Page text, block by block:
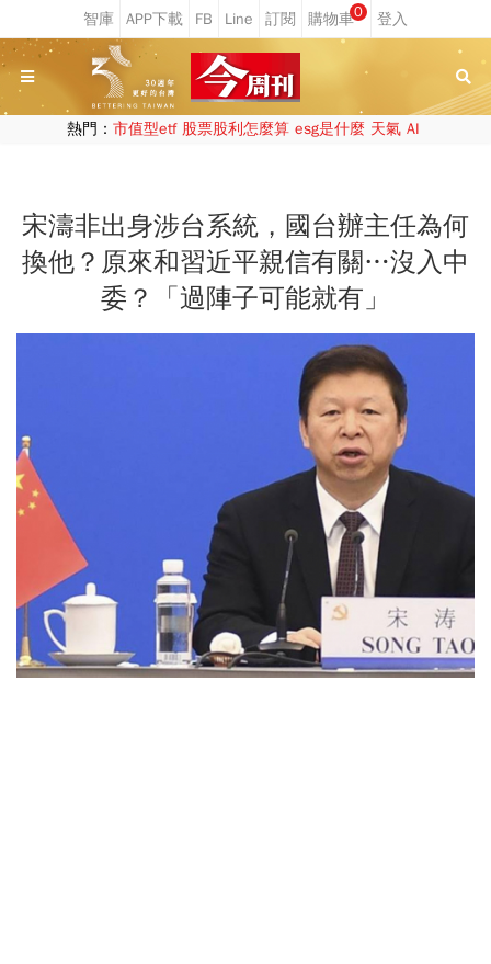
0
熱門： 市值型etf 股票股利怎麼算 esg是什麼 天氣 AI
宋濤非出身涉台系統，國台辦主任為何
換他？原來和習近平親信有關…沒入中
委？「過陣子可能就有」